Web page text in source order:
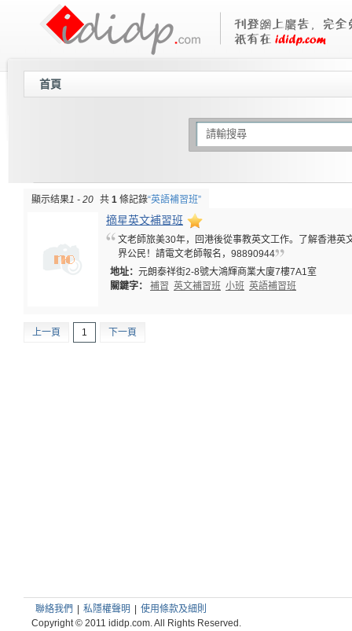
首頁
顯示结果1 - 20 共 1 條記錄“英語補習班”
摘星英文補習班
文老師旅美30年，回港後從事教英文工作。了解香港
界公民！請電文老師報名，98890944
地址： 元朗泰祥街2-8號大鴻輝商業大廈7樓7A1室
關鍵字：
補習 英文補習班 小班 英語補習班
上一頁 1 下一頁
聯絡我們 私隱權聲明
使用條款及細則
Copyright © 2011 ididp.com. All Rights Reserved.